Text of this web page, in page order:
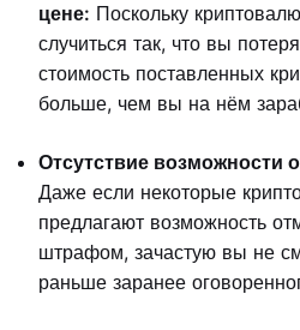
цене: Поскольку
случиться так, что вы
стоимость поставленных
больше, чем вы на нём
Отсутствие возможности
Даже если некоторые
предлагают возможность
штрафом, зачастую вы не
раньше заранее